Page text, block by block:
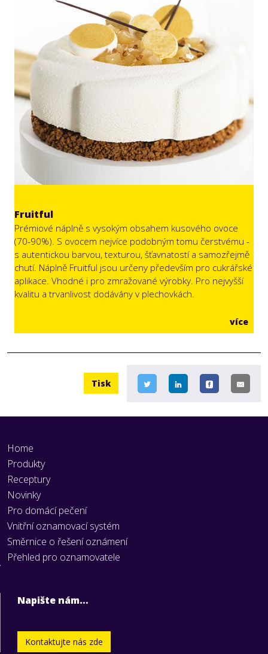
Fruitful
Prémiové náplně s vysokým obsahem kusového ovoce
(70-90%). S ovocem nejvíce podobným tomu čerstvému -
s autentickou barvou, texturou, šťavnatostí a samozřejmě
chutí. Náplně Fruitful jsou určeny především pro cukrářské
aplikace. Vhodné i pro zmražované výrobky. Pro nejvyšší
kvalitu a trvanlivost dodávány v plechovkách.
více
Tisk
Home
Produkty
Receptury
Novinky
Pro domácí pečení
Vnitřní oznamovací systém
Směrnice o řešení oznámení
Přehled pro oznamovatele
Napište nám…
Kontaktujte nás zde